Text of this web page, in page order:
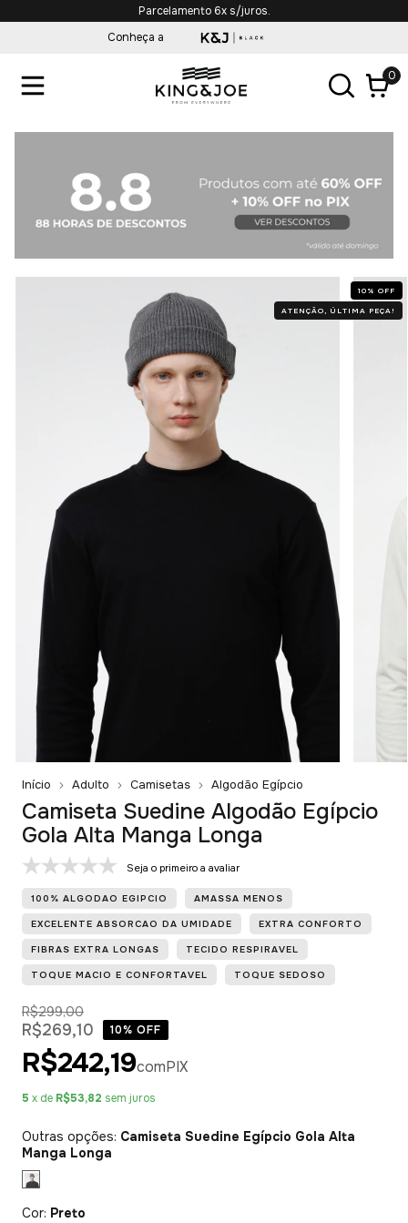
Parcelamento 6x s/juros.
Conheça a
0
10 % OFF
ATENÇÃO, ÚLTIMA PEÇA!
Início Adulto Camisetas Algodão Egípcio
Camiseta Suedine Algodão Egípcio
Gola Alta Manga Longa
Seja o primeiro a avaliar
100% ALGODAO EGIPCIO AMASSA MENOS
EXCELENTE ABSORCAO DA UMIDADE EXTRA CONFORTO
FIBRAS EXTRA LONGAS TECIDO RESPIRAVEL
TOQUE MACIO E CONFORTAVEL TOQUE SEDOSO
R$299,00
R$269,10 10% OFF
R$242,19comPIX
5 x de R$53,82 sem juros
Outras opções: Camiseta Suedine Egípcio Gola Alta
Manga Longa
Cor: Preto